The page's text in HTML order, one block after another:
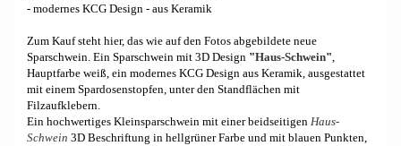
- modernes KCG Design - aus Keramik
Zum Kauf steht hier, das wie auf den Fotos abgebildete neue
Sparschwein. Ein Sparschwein mit 3D Design "Haus-Schwein",
Hauptfarbe weiß, ein modernes KCG Design aus Keramik, ausgestattet
mit einem Spardosenstopfen, unter den Standflächen mit
Filzaufklebern.
Ein hochwertiges Kleinsparschwein mit einer beidseitigen Haus-
Schwein 3D Beschriftung in hellgrüner Farbe und mit blauen Punkten,